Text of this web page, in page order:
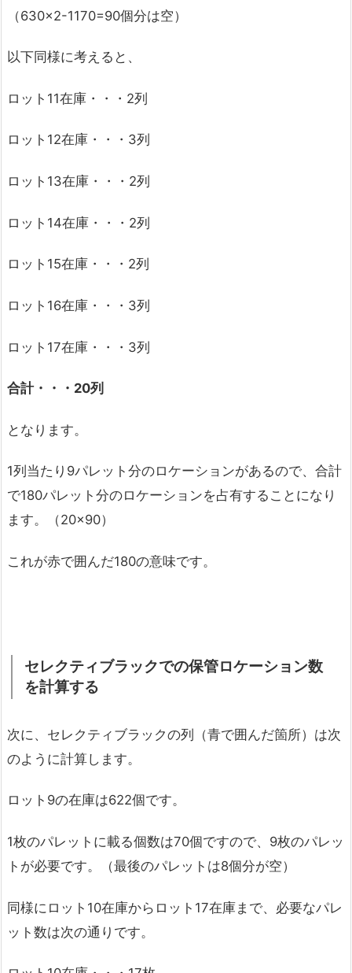
（630×2-1170=90個分は空）
以下同様に考えると、
ロット11在庫・・・2列
ロット12在庫・・・3列
ロット13在庫・・・2列
ロット14在庫・・・2列
ロット15在庫・・・2列
ロット16在庫・・・3列
ロット17在庫・・・3列
合計・・・20列
となります。
1列当たり9パレット分のロケーションがあるので、合計
で180パレット分のロケーションを占有することになり
ます。（20×90）
これが赤で囲んだ180の意味です。
セレクティブラックでの保管ロケーション数
を計算する
次に、セレクティブラックの列（青で囲んだ箇所）は次
のように計算します。
ロット9の在庫は622個です。
1枚のパレットに載る個数は70個ですので、9枚のパレッ
トが必要です。（最後のパレットは8個分が空）
同様にロット10在庫からロット17在庫まで、必要なパレ
ット数は次の通りです。